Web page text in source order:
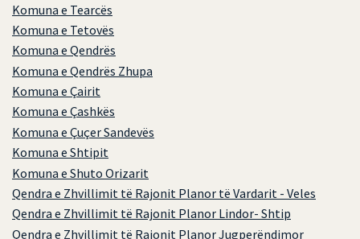
Komuna e Tearcës
Komuna e Tetovës
Komuna e Qendrës
Komuna e Qendrës Zhupa
Komuna e Çairit
Komuna e Çashkës
Komuna e Çuçer Sandevës
Komuna e Shtipit
Komuna e Shuto Orizarit
Qendra e Zhvillimit të Rajonit Planor të Vardarit - Veles
Qendra e Zhvillimit të Rajonit Planor Lindor- Shtip
Qendra e Zhvillimit të Rajonit Planor Jugperëndimor